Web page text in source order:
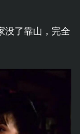
没了靠山，完全